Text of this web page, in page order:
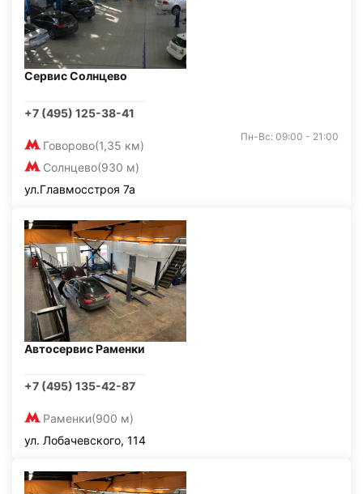
Сервис Солнцево
+7 (495) 125-38-41
Говорово(1,35 км)
Солнцево(930 м)
Пн-Вс: 09:00 - 21:00
ул.Главмосстроя 7а
Автосервис Раменки
+7 (495) 135-42-87
Раменки(900 м)
ул. Лобачевского, 114